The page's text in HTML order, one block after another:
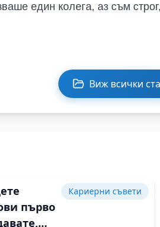
един колега, аз съм
Виж всички
първо
Кариерни съвети